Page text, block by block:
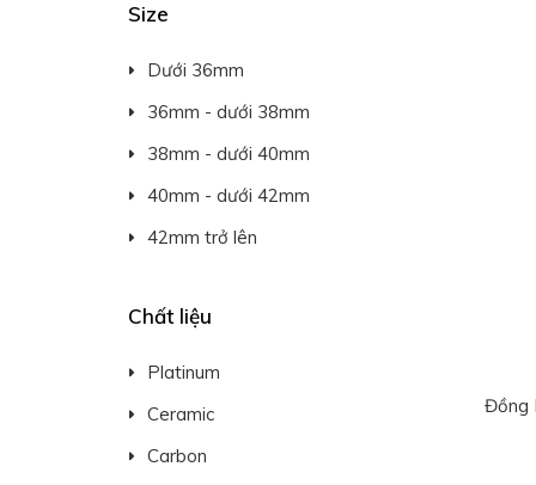
Size
Dưới 36mm
36mm - dưới 38mm
38mm - dưới 40mm
40mm - dưới 42mm
42mm trở lên
Chất liệu
Platinum
Ceramic
Carbon
Đồng